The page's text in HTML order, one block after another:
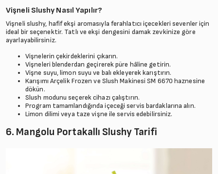
Vişneli Slushy Nasıl Yapılır?
Vişneli slushy, hafif ekşi aromasıyla ferahlatıcı içecekleri sevenler için
ideal bir seçenektir. Tatlı ve ekşi dengesini damak zevkinize göre
ayarlayabilirsiniz.
Vişnelerin çekirdeklerini çıkarın.
Vişneleri blenderdan geçirerek püre hâline getirin.
Vişne suyu, limon suyu ve balı ekleyerek karıştırın.
Karışımı Arçelik Frozen ve Slush Makinesi SM 6670 haznesine
dökün.
Slush modunu seçerek cihazı çalıştırın.
Program tamamlandığında içeceği servis bardaklarına alın.
Limon dilimi veya taze vişne ile servis edebilirsiniz.
6. Mangolu Portakallı Slushy Tarifi